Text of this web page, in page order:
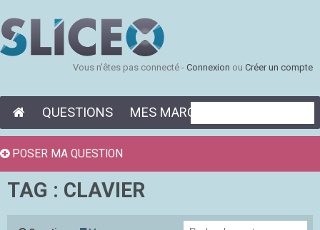
Vous n'êtes pas connecté - Connexion ou Créer un compte
QUESTIONS MES MARQUE-PAGES
TAG : CLAVIER
POSER MA QUESTION